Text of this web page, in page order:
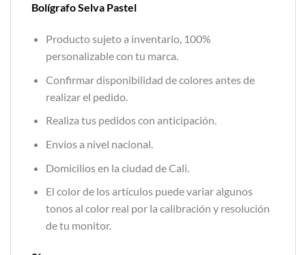
Bolígrafo Selva Pastel
Producto sujeto a inventario, 100%
personalizable con tu marca.
Confirmar disponibilidad de colores antes de
realizar el pedido.
Realiza tus pedidos con anticipación.
Envíos a nivel nacional.
Domicilios en la ciudad de Cali.
El color de los artículos puede variar algunos
tonos al color real por la calibración y resolución
de tu monitor.